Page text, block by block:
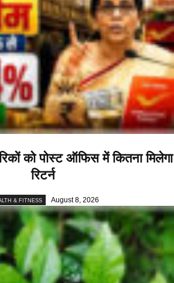
को पोस्ट ऑफिस में कितना मिलेगा
रिटर्न
& FITNESS August 8, 2026